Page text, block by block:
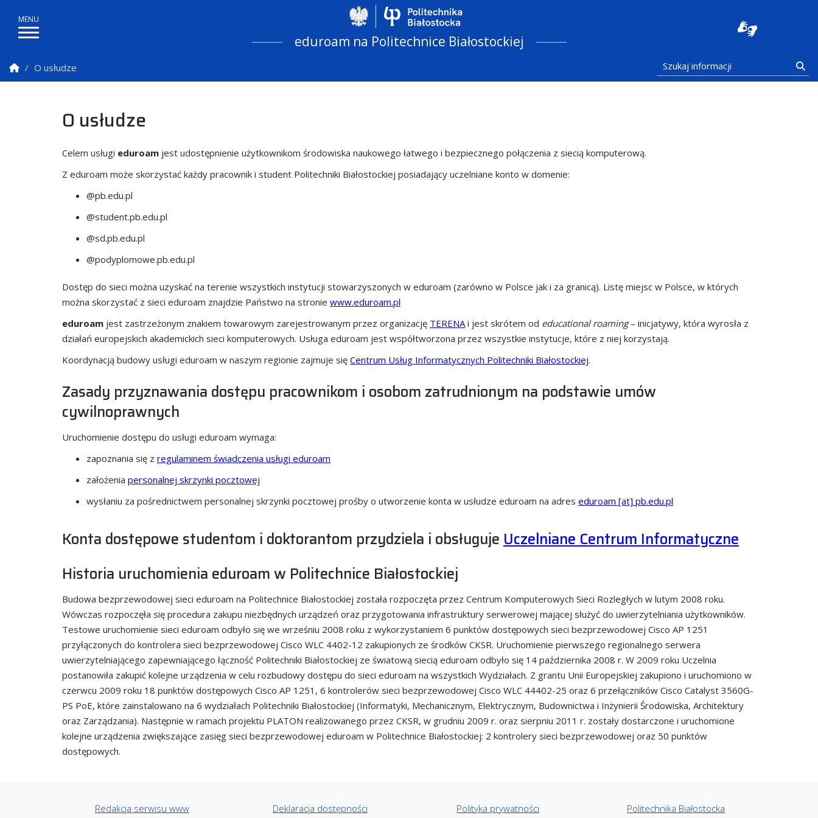
eduroam na Politechnice Białostockiej
Strona Główna
O usłudze Szukaj informacji
O usłudze
Celem usługi eduroam jest udostępnienie użytkownikom środowiska naukowego łatwego i bezpiecznego połączenia z siecią komputerową.
Z eduroam może skorzystać każdy pracownik i student Politechniki Białostockiej posiadający uczelniane konto w domenie:
@pb.edu.pl
@student.pb.edu.pl
@sd.pb.edu.pl
@podyplomowe.pb.edu.pl
Dostęp do sieci można uzyskać na terenie wszystkich instytucji stowarzyszonych w eduroam (zarówno w Polsce jak i za granicą). Listę miejsc w Polsce, w których
można skorzystać z sieci eduroam znajdzie Państwo na stronie www.eduroam.pl
eduroam jest zastrzeżonym znakiem towarowym zarejestrowanym przez organizację TERENAi jest skrótem od educational roaming– inicjatywy, która wyrosła z
działań europejskich akademickich sieci komputerowych. Usługa eduroam jest współtworzona przez wszystkie instytucje, które z niej korzystają.
Koordynacją budowy usługi eduroam w naszym regionie zajmuje się Centrum Usług Informatycznych Politechniki Białostockiej.
Zasady przyznawania dostępu pracownikom i osobom zatrudnionym na podstawie umów
cywilnoprawnych
Uruchomienie dostępu do usługi eduroam wymaga:
zapoznania się z regulaminem świadczenia usługi eduroam
założenia personalnej skrzynki pocztowej
wysłaniu za pośrednictwem personalnej skrzynki pocztowej prośby o utworzenie konta w usłudze eduroam na adres eduroam [at] pb.edu.pl
Konta dostępowe studentom i doktorantom przydziela i obsługujeUczelniane Centrum Informatyczne
Historia uruchomienia eduroam w Politechnice Białostockiej
Budowa bezprzewodowej sieci eduroam na Politechnice Białostockiej została rozpoczęta przez Centrum Komputerowych Sieci Rozległych w lutym 2008 roku.
Wówczas rozpoczęła się procedura zakupu niezbędnych urządzeń oraz przygotowania infrastruktury serwerowej mającej służyć do uwierzytelniania użytkowników.
Testowe uruchomienie sieci eduroam odbyło się we wrześniu 2008 roku z wykorzystaniem 6 punktów dostępowych sieci bezprzewodowej Cisco AP 1251
przyłączonych do kontrolera sieci bezprzewodowej Cisco WLC 4402-12 zakupionych ze środków CKSR. Uruchomienie pierwszego regionalnego serwera
uwierzytelniającego zapewniającego łączność Politechniki Białostockiej ze światową siecią eduroam odbyło się 14 października 2008 r. W 2009 roku Uczelnia
postanowiła zakupić kolejne urządzenia w celu rozbudowy dostępu do sieci eduroam na wszystkich Wydziałach. Z grantu Unii Europejskiej zakupiono i uruchomiono w
czerwcu 2009 roku 18 punktów dostępowych Cisco AP 1251, 6 kontrolerów sieci bezprzewodowej Cisco WLC 44402-25 oraz 6 przełączników Cisco Catalyst 3560G-
PS PoE, które zainstalowano na 6 wydziałach Politechniki Białostockiej (Informatyki, Mechanicznym, Elektrycznym, Budownictwa i Inżynierii Środowiska, Architektury
oraz Zarządzania). Następnie w ramach projektu PLATON realizowanego przez CKSR, w grudniu 2009 r. oraz sierpniu 2011 r. zostały dostarczone i uruchomione
kolejne urządzenia zwiększające zasięg sieci bezprzewodowej eduroam w Politechnice Białostockiej: 2 kontrolery sieci bezprzewodowej oraz 50 punktów
dostępowych.
Redakcja serwisu www Deklaracja dostępności Polityka prywatności Politechnika Białostocka